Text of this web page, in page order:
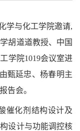
学与化工学院邀请,
胡道道教授、 中国
学院1019会议室进
甄延忠、杨春明主
告会。
催化剂结构设计及
设计与功能调控核